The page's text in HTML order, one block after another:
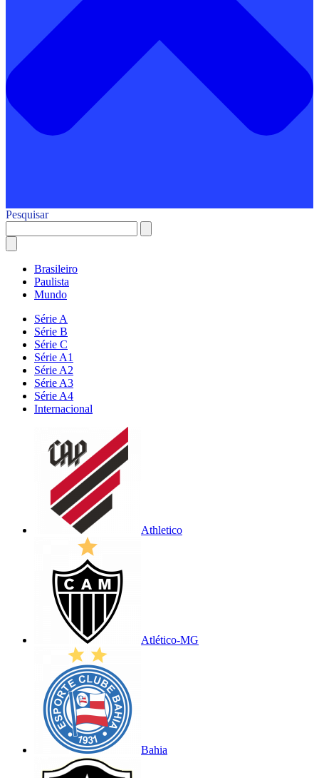
Pesquisar
Brasileiro
Paulista
Mundo
Série A
Série B
Série C
Série A1
Série A2
Série A3
Série A4
Internacional
Athletico
Atlético-MG
Bahia